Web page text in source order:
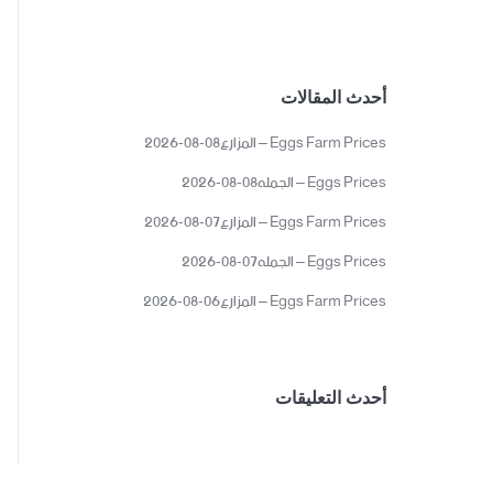
أحدث المقالات
Eggs Farm Prices – المزارع08-08-2026
Eggs Prices – الجمله08-08-2026
Eggs Farm Prices – المزارع07-08-2026
Eggs Prices – الجمله07-08-2026
Eggs Farm Prices – المزارع06-08-2026
أحدث التعليقات